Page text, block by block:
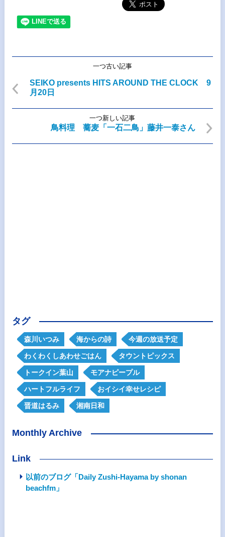
一つ古い記事
SEIKO presents HITS AROUND THE CLOCK 9
月20日
一つ新しい記事
鳥料理 蕎麦「一石二鳥」藤井一泰さん
タグ
森川いつみ 海からの詩 今週の放送予定
わくわくしあわせごはん タウントピックス
トークイン葉山 モアナピープル
ハートフルライフ おイシイ幸せレシピ
晋道はるみ 湘南日和
Monthly Archive
Link
以前のブログ「Daily Zushi-Hayama by shonan
beachfm」